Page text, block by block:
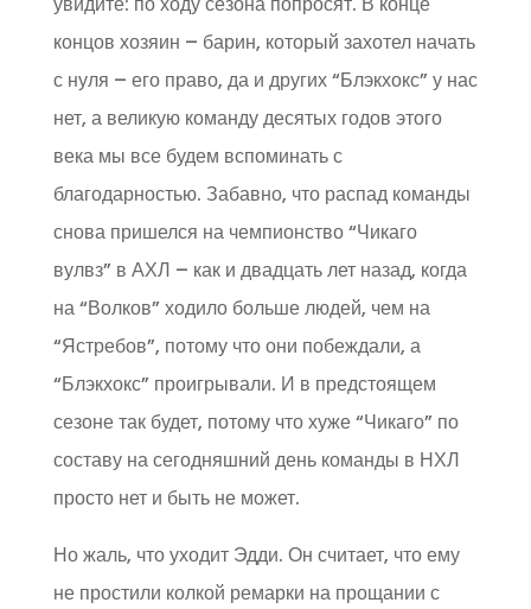
концов хозяин – барин, который захотел начать
с нуля – его право, да и других “Блэкхокс” у нас
нет, а великую команду десятых годов этого
века мы все будем вспоминать с
благодарностью. Забавно, что распад команды
снова пришелся на чемпионство “Чикаго
вулвз” в АХЛ – как и двадцать лет назад, когда
на “Волков” ходило больше людей, чем на
“Ястребов”, потому что они побеждали, а
“Блэкхокс” проигрывали. И в предстоящем
сезоне так будет, потому что хуже “Чикаго” по
составу на сегодняшний день команды в НХЛ
просто нет и быть не может.
Но жаль, что уходит Эдди. Он считает, что ему
не простили колкой ремарки на прощании с